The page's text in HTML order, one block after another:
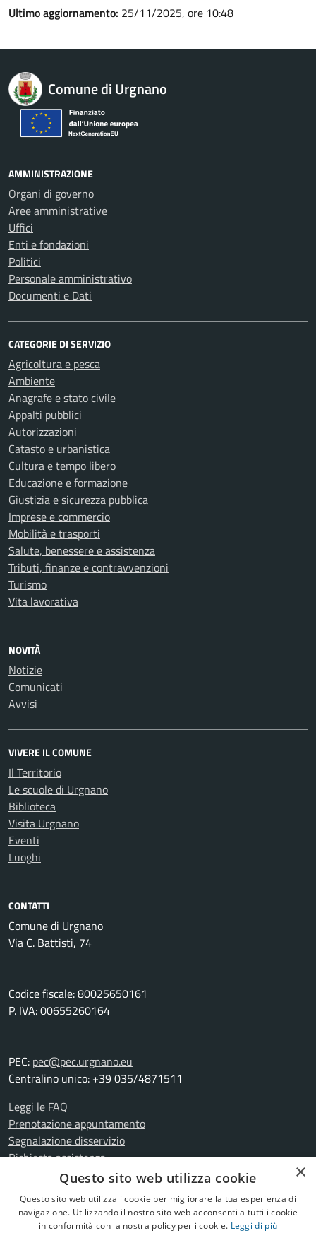
Ultimo aggiornamento: 25/11/2025, ore 10:48
Comune di Urgnano
AMMINISTRAZIONE
Organi di governo
Aree amministrative
Uffici
Enti e fondazioni
Politici
Personale amministrativo
Documenti e Dati
CATEGORIE DI SERVIZIO
Agricoltura e pesca
Ambiente
Anagrafe e stato civile
Appalti pubblici
Autorizzazioni
Catasto e urbanistica
Cultura e tempo libero
Educazione e formazione
Giustizia e sicurezza pubblica
Imprese e commercio
Mobilità e trasporti
Salute, benessere e assistenza
Tributi, finanze e contravvenzioni
Turismo
Vita lavorativa
NOVITÀ
Notizie
Comunicati
Avvisi
VIVERE IL COMUNE
Il Territorio
Le scuole di Urgnano
Biblioteca
Visita Urgnano
Eventi
Luoghi
CONTATTI
Comune di Urgnano
Via C. Battisti, 74
Codice fiscale: 80025650161
P. IVA: 00655260164
PEC: pec@pec.urgnano.eu
Centralino unico: +39 035/4871511
Leggi le FAQ
Prenotazione appuntamento
Segnalazione disservizio
Richiesta assistenza
Amministrazione trasparente
Informativa privacy
Cookie Policy
Note legali
×
Questo sito web utilizza cookie
Questo sito web utilizza i cookie per migliorare la tua esperienza di
navigazione. Utilizzando il nostro sito web acconsenti a tutti i cookie
in conformità con la nostra policy per i cookie. Leggi di più